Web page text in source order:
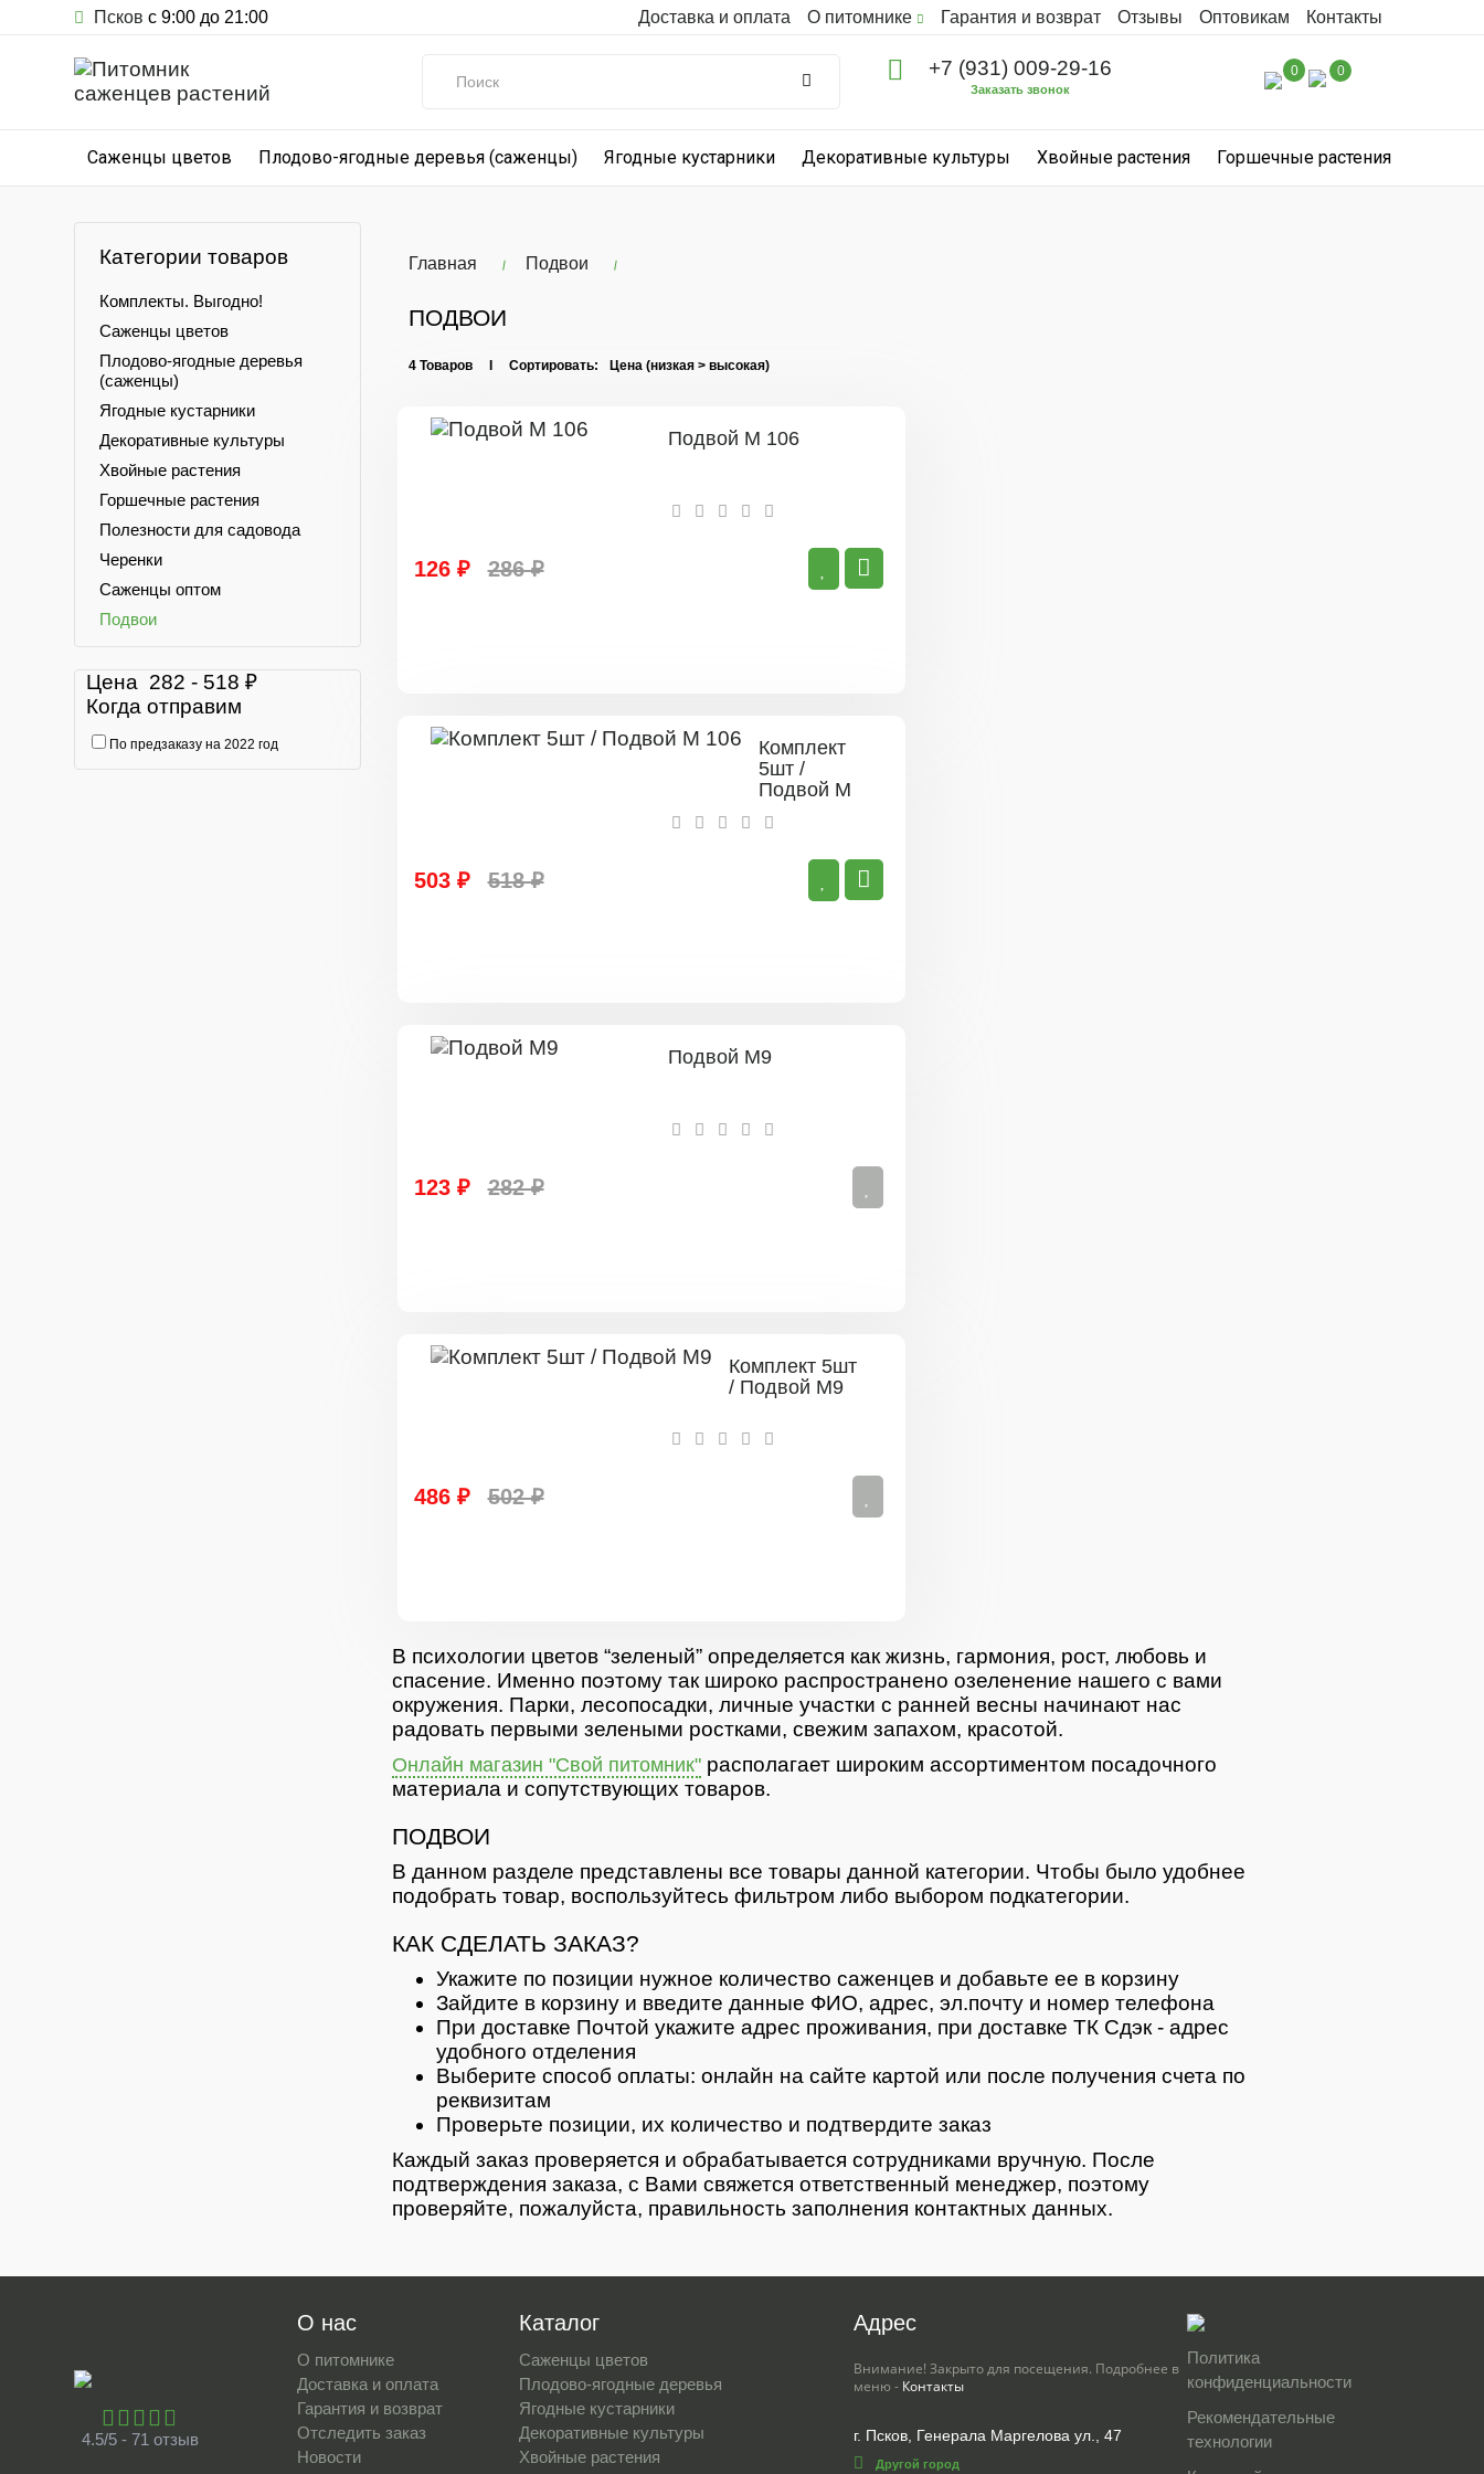
Псков с 9:00 до 21:00 Доставка и оплата О питомнике Гарантия и возврат Отзывы Оптовикам Контакты
+7 (931) 009-29-16
Заказать звонок
0 0
Саженцы цветов Плодово-ягодные деревья (саженцы) Ягодные кустарники Декоративные культуры Хвойные растения Горшечные растения
Категории товаров
Комплекты. Выгодно!
Саженцы цветов
Плодово-ягодные деревья
(саженцы)
Ягодные кустарники
Декоративные культуры
Хвойные растения
Горшечные растения
Полезности для садовода
Черенки
Саженцы оптом
Подвои
Цена 282 - 518 ₽
Когда отправим
По предзаказу на 2022 год
Главная Подвои
ПОДВОИ
4 Товаров I Сортировать:
Подвой М 106
126 ₽ 286 ₽
Комплект
5шт /
Подвой М
106
503 ₽ 518 ₽
Подвой М9
123 ₽ 282 ₽
Комплект 5шт
/ Подвой М9
486 ₽ 502 ₽
В психологии цветов “зеленый” определяется как жизнь, гармония, рост, любовь и
спасение. Именно поэтому так широко распространено озеленение нашего с вами
окружения. Парки, лесопосадки, личные участки с ранней весны начинают нас
радовать первыми зелеными ростками, свежим запахом, красотой.
Онлайн магазин "Свой питомник"располагает широким ассортиментом посадочного
материала и сопутствующих товаров.
ПОДВОИ
В данном разделе представлены все товары данной категории. Чтобы было удобнее
подобрать товар, воспользуйтесь фильтром либо выбором подкатегории.
КАК СДЕЛАТЬ ЗАКАЗ?
Укажите по позиции нужное количество саженцев и добавьте ее в корзину
Зайдите в корзину и введите данные ФИО, адрес, эл.почту и номер телефона
При доставке Почтой укажите адрес проживания, при доставке ТК Сдэк - адрес
удобного отделения
Выберите способ оплаты: онлайн на сайте картой или после получения счета по
реквизитам
Проверьте позиции, их количество и подтвердите заказ
Каждый заказ проверяется и обрабатывается сотрудниками вручную. После
подтверждения заказа, с Вами свяжется ответственный менеджер, поэтому
проверяйте, пожалуйста, правильность заполнения контактных данных.
4.5/5 - 71 отзыв
О нас
О питомнике
Доставка и оплата
Гарантия и возврат
Отследить заказ
Новости
Каталог
Саженцы цветов
Плодово-ягодные деревья
Ягодные кустарники
Декоративные культуры
Хвойные растения
Адрес
Внимание! Закрыто для посещения. Подробнее в
меню - Контакты
г. Псков, Генерала Маргелова ул., 47
Другой город
Политика
конфиденциальности
Рекомендательные
технологии